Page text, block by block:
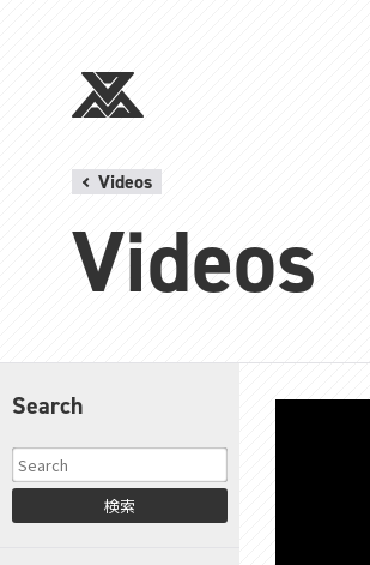
Videos
Videos
Search
検索